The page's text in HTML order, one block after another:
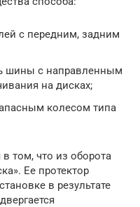
с передним, задним
шины с направленным
на дисках;
колесом типа
том, что из оборота
Ее протектор
в результате